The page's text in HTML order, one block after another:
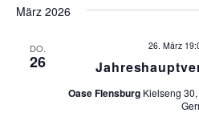
März 2026
DO.
26
26. März
Oase Flensburg Kielseng